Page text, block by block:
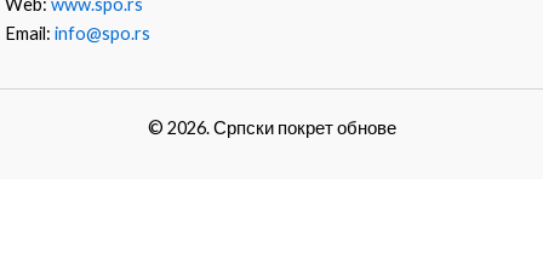
Web:www.spo.rs
Email:info@spo.rs
© 2026. Српски покрет обнове